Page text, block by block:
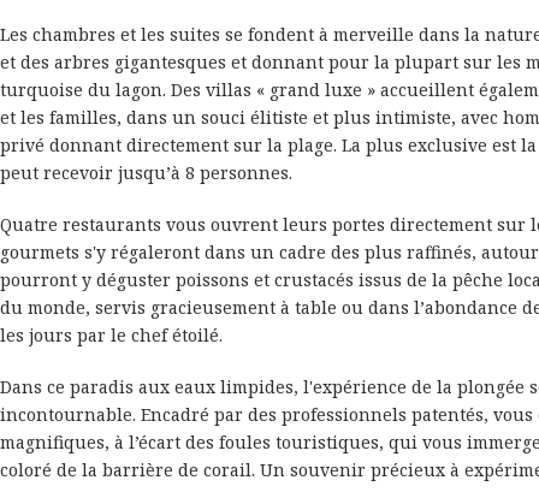
Les chambres et les suites se fondent à merveille dans la
et des arbres gigantesques et donnant pour la plupart sur les
turquoise du lagon. Des villas « grand luxe » accueillent
et les familles, dans un souci élitiste et plus intimiste, avec
privé donnant directement sur la plage. La plus exclusive est
peut recevoir jusqu’à 8 personnes.
Quatre restaurants vous ouvrent leurs portes directement sur
gourmets s'y régaleront dans un cadre des plus raffinés,
pourront y déguster poissons et crustacés issus de la pêche
du monde, servis gracieusement à table ou dans l’abondance
les jours par le chef étoilé.
Dans ce paradis aux eaux limpides, l'expérience de la plongée
incontournable. Encadré par des professionnels patentés,
magnifiques, à l’écart des foules touristiques, qui vous
coloré de la barrière de corail. Un souvenir précieux à